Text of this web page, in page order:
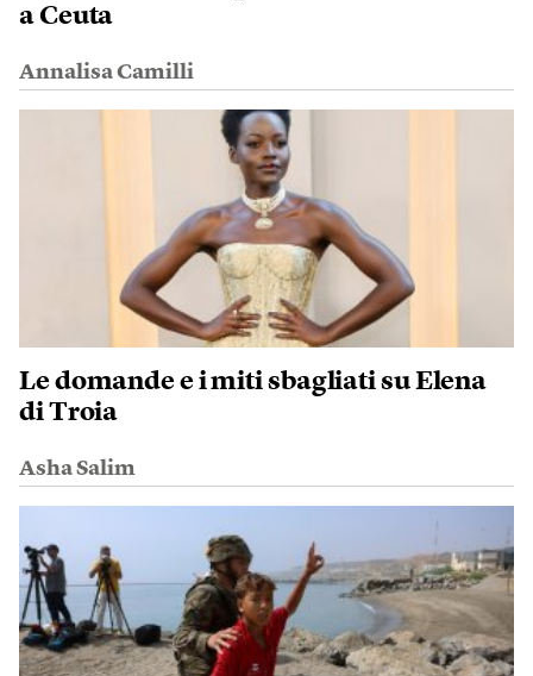
a Ceuta
Annalisa Camilli
Le domande e i miti sbagliati su Elena
di Troia
Asha Salim